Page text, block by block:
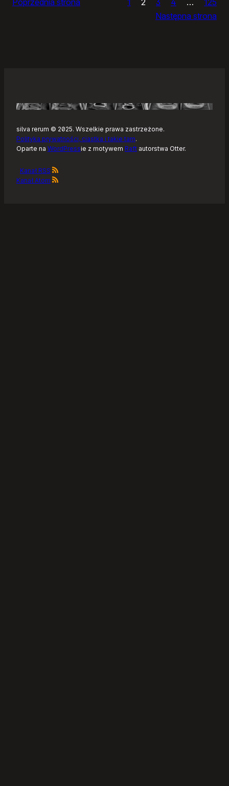
Następna strona
silva rerum © 2025. Wszelkie prawa zastrzeżone.
Polityka prywatności, ciastka i takie tam.
Oparte na WordPressie z motywem Raft autorstwa Otter.
Kanał RSS
Kanał Atom